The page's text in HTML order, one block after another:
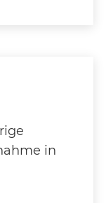
in